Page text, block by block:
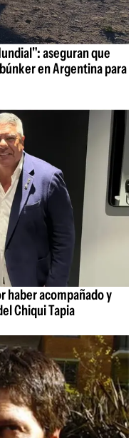
aseguran que
en Argentina para
haber acompañado y
Chiqui Tapia